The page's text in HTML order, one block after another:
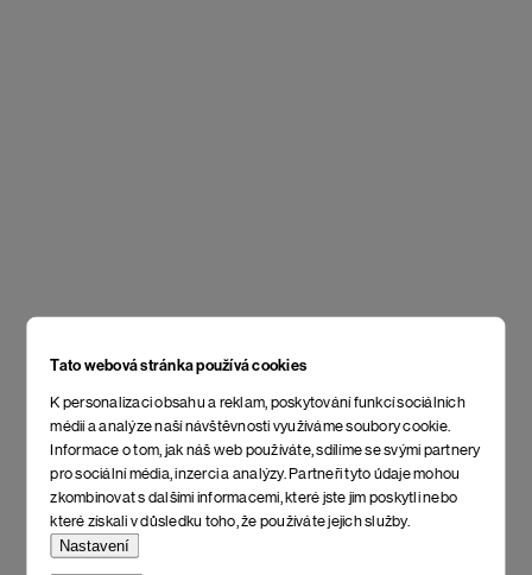
Tato webová stránka používá cookies
K personalizaci obsahu a reklam, poskytování funkcí sociálních
médií a analýze naší návštěvnosti využíváme soubory cookie.
Informace o tom, jak náš web používáte, sdílíme se svými partnery
pro sociální média, inzerci a analýzy. Partneři tyto údaje mohou
zkombinovat s dalšími informacemi, které jste jim poskytli nebo
které získali v důsledku toho, že používáte jejich služby.
Nastavení